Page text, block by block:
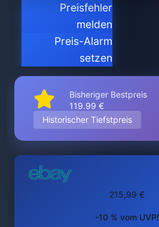
Preisfehler
melden
Preis-Alarm
setzen
Bisheriger Bestpreis
119.99 €
Historischer Tiefstpreis
215,99 €
-10 % vom UVP!